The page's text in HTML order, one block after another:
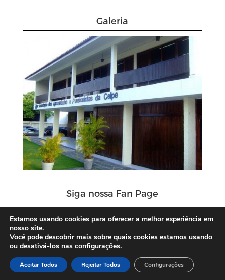
Galeria
Siga nossa Fan Page
Estamos usando cookies para oferecer a melhor experiência em
nosso site.
Você pode descobrir mais sobre quais cookies estamos usando
ou desativá-los nas configurações.
Aceitar Todos Rejeitar Todos Configurações